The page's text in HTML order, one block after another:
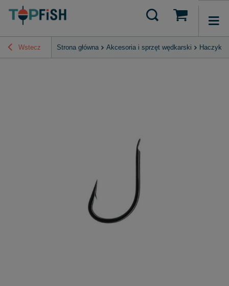
Wstecz Strona główna Akcesoria i sprzęt wędkarski Haczyki,